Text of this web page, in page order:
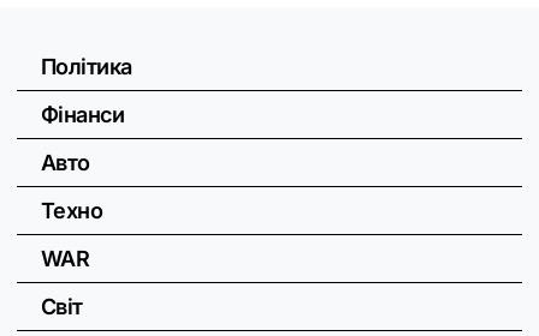
Політика
Фінанси
Авто
Техно
WAR
Світ